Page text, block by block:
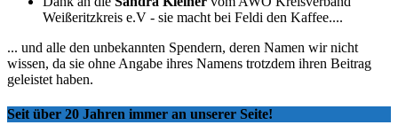
Weißeritzkreis e.V - sie macht bei Feldi den Kaffee....
... und alle den unbekannten Spendern, deren Namen wir nicht
wissen, da sie ohne Angabe ihres Namens trotzdem ihren Beitrag
geleistet haben.
Seit über 20 Jahren immer an unserer Seite!